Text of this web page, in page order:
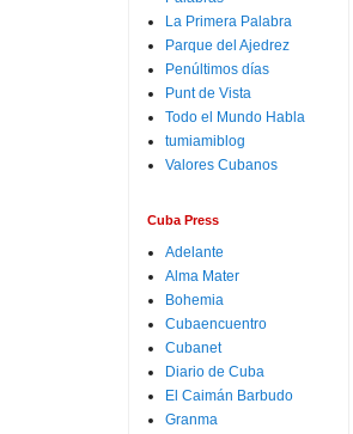
La Primera Palabra
Parque del Ajedrez
Penúltimos días
Punt de Vista
Todo el Mundo Habla
tumiamiblog
Valores Cubanos
Cuba Press
Adelante
Alma Mater
Bohemia
Cubaencuentro
Cubanet
Diario de Cuba
El Caimán Barbudo
Granma